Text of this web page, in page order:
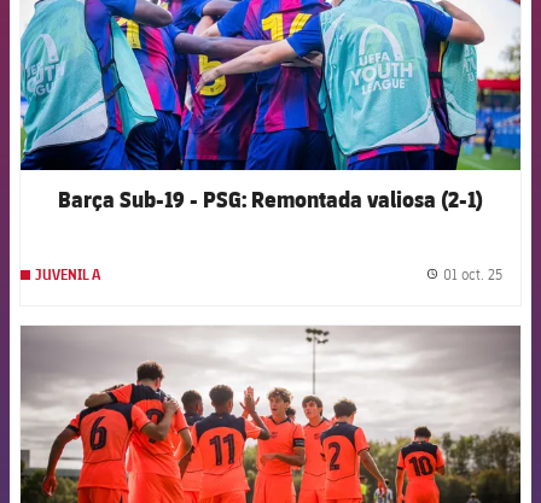
Barça Sub-19 - PSG: Remontada valiosa (2-1)
JUVENIL A 01 oct. 25
FCB Barcelona badge